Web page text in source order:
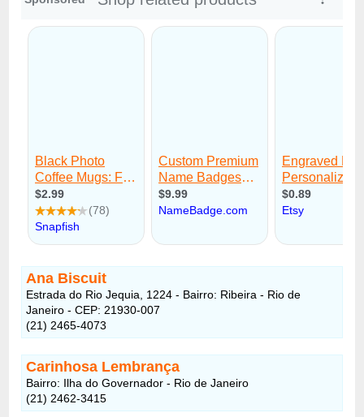
Ana Biscuit
Estrada do Rio Jequia, 1224 - Bairro: Ribeira - Rio de
Janeiro - CEP: 21930-007
(21) 2465-4073
Carinhosa Lembrança
Bairro: Ilha do Governador - Rio de Janeiro
(21) 2462-3415